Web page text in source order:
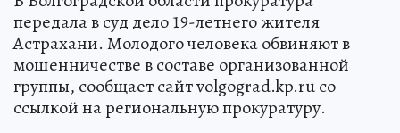
передала в суд дело 19-летнего жителя
Астрахани. Молодого человека обвиняют в
мошенничестве в составе организованной
группы, сообщает сайт volgograd.kp.ru со
ссылкой на региональную прокуратуру.